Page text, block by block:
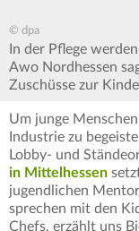
© dpa
In der Pflege
Awo Nordhessen
Zuschüsse zur
Um junge
Industrie zu
Lobby- und
in Mittelhessen
jugendlichen
sprechen mit den
Chefs, erzählt uns